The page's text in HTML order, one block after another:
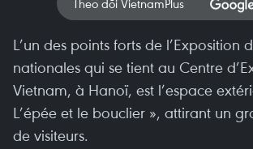
Theo dõi VietnamPlus
L’un des points forts de l’Exposition
nationales qui se tient au Centre
Vietnam, à Hanoï, est l’espace
L’épée et le bouclier », attirant un
de visiteurs.